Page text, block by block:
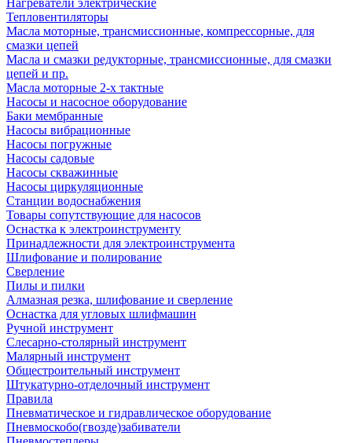
Нагреватели электрические
Тепловентиляторы
Масла моторные, трансмиссионные, компрессорные, для
смазки цепей
Масла и смазки редукторные, трансмиссионные, для смазки
цепей и пр.
Масла моторные 2-х тактные
Насосы и насосное оборудование
Баки мембранные
Насосы вибрационные
Насосы погружные
Насосы садовые
Насосы скважинные
Насосы циркуляционные
Станции водоснабжения
Товары сопутствующие для насосов
Оснастка к электроинструменту
Принадлежности для электроинструмента
Шлифование и полирование
Сверление
Пилы и пилки
Алмазная резка, шлифование и сверление
Оснастка для угловых шлифмашин
Ручной инструмент
Слесарно-столярный инструмент
Малярный инструмент
Общестроительный инструмент
Штукатурно-отделочный инструмент
Правила
Пневматическое и гидравлическое оборудование
Пневмоскобо(гвозде)забиватели